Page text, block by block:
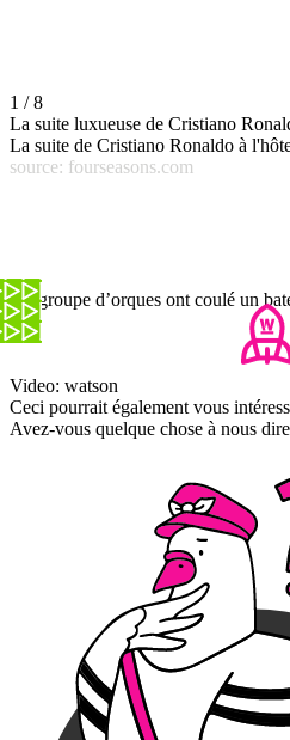
1 / 8
La suite luxueuse de Cristiano
La suite de Cristiano Ronaldo à
source: fourseasons.com
Un groupe d’orques ont coulé un
Video: watson
Ceci pourrait également vous
Avez-vous quelque chose à nous